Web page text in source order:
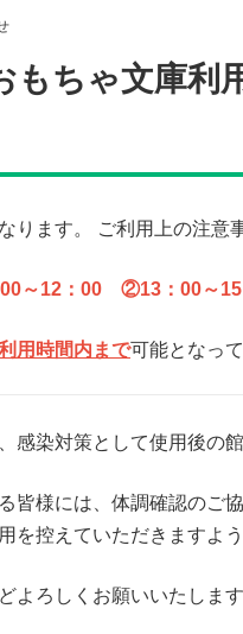
もちゃ文庫利
ります。 ご利用上の注意
～12：00 ②13：00～15
用時間内まで可能となって
感染対策として使用後の
皆様には、体調確認のご
を控えていただきますよ
よろしくお願いいたします